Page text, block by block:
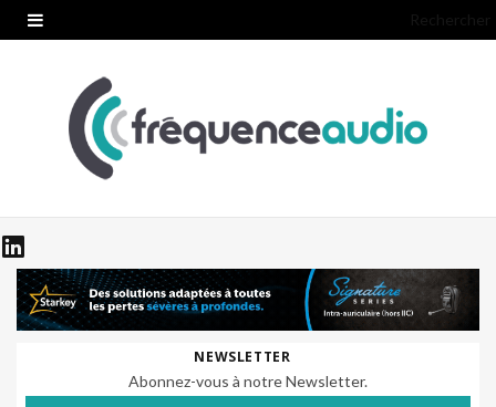
NEWSLETTER
Abonnez-vous à notre Newsletter.